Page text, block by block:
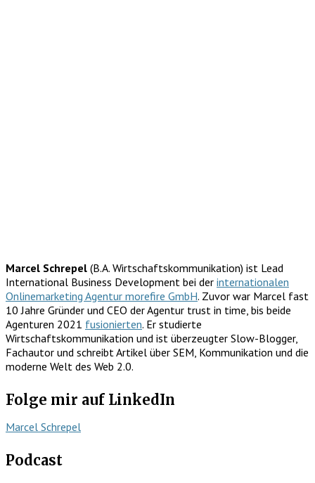
Marcel Schrepel (B.A. Wirtschaftskommunikation) ist Lead
International Business Development bei der internationalen
Onlinemarketing Agentur morefire GmbH. Zuvor war Marcel fast
10 Jahre Gründer und CEO der Agentur trust in time, bis beide
Agenturen 2021 fusionierten. Er studierte
Wirtschaftskommunikation und ist überzeugter Slow-Blogger,
Fachautor und schreibt Artikel über SEM, Kommunikation und die
moderne Welt des Web 2.0.
Folge mir auf LinkedIn
Marcel Schrepel
Podcast